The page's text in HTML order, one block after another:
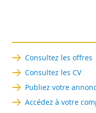
Consultez les offres
Consultez les CV
Publiez votre
Accédez à votre